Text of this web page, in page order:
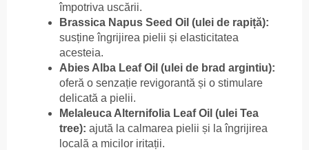
împotriva uscării.
Brassica Napus Seed Oil (ulei de rapiță):
susține îngrijirea pielii și elasticitatea
acesteia.
Abies Alba Leaf Oil (ulei de brad argintiu):
oferă o senzație revigorantă și o stimulare
delicată a pielii.
Melaleuca Alternifolia Leaf Oil (ulei Tea
tree): ajută la calmarea pielii și la îngrijirea
locală a micilor iritații.